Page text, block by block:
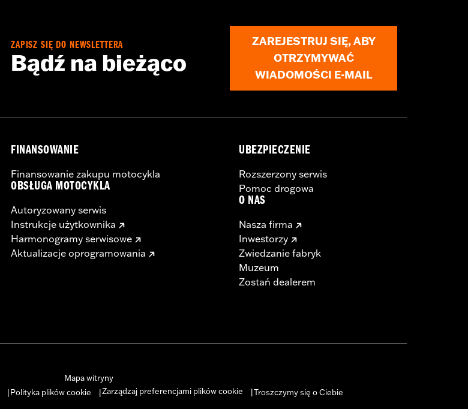
ZAPISZ SIĘ DO NEWSLETTERA
Bądź na bieżąco
ZAREJESTRUJ SIĘ, ABY
OTRZYMYWAĆ
WIADOMOŚCI E-MAIL
FINANSOWANIE
Finansowanie zakupu motocykla
OBSŁUGA MOTOCYKLA
Autoryzowany serwis
Instrukcje użytkownika
Harmonogramy serwisowe
Aktualizacje oprogramowania
UBEZPIECZENIE
Rozszerzony serwis
Pomoc drogowa
O NAS
Nasza firma
Inwestorzy
Zwiedzanie fabryk
Muzeum
Zostań dealerem
Mapa witryny
Polityka plików cookie Zarządzaj preferencjami plików cookie Troszczymy się o Ciebie